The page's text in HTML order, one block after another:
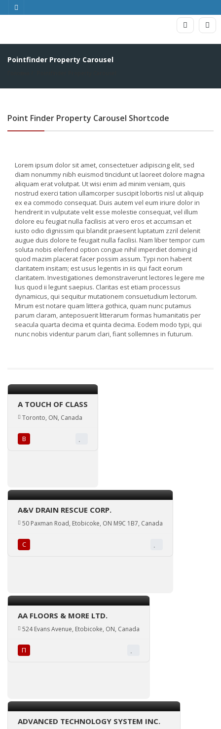
Pointfinder Property Carousel
Point Finder Property Carousel Shortcode
Lorem ipsum dolor sit amet, consectetuer adipiscing elit, sed
diam nonummy nibh euismod tincidunt ut laoreet dolore magna
aliquam erat volutpat. Ut wisi enim ad minim veniam, quis
nostrud exerci tation ullamcorper suscipit lobortis nisl ut aliquip
ex ea commodo consequat. Duis autem vel eum iriure dolor in
hendrerit in vulputate velit esse molestie consequat, vel illum
dolore eu feugiat nulla facilisis at vero eros et accumsan et
iusto odio dignissim qui blandit praesent luptatum zzril delenit
augue duis dolore te feugait nulla facilisi. Nam liber tempor cum
soluta nobis eleifend option congue nihil imperdiet doming id
quod mazim placerat facer possim assum. Typi non habent
claritatem insitam; est usus legentis in iis qui facit eorum
claritatem. Investigationes demonstraverunt lectores legere me
lius quod ii legunt saepius. Claritas est etiam processus
dynamicus, qui sequitur mutationem consuetudium lectorum.
Mirum est notare quam littera gothica, quam nunc putamus
parum claram, anteposuerit litterarum formas humanitatis per
seacula quarta decima et quinta decima. Eodem modo typi, qui
nunc nobis videntur parum clari, fiant sollemnes in futurum.
A TOUCH OF CLASS
Toronto, ON, Canada
В
A&V DRAIN RESCUE CORP.
50 Paxman Road, Etobicoke, ON M9C 1B7, Canada
С
AA FLOORS & MORE LTD.
524 Evans Avenue, Etobicoke, ON, Canada
П
ADVANCED TECHNOLOGY SYSTEM INC.